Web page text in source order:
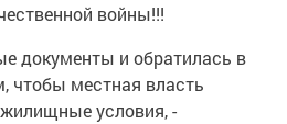
войны!!!
документы и обратилась в
чтобы местная власть
условия, -